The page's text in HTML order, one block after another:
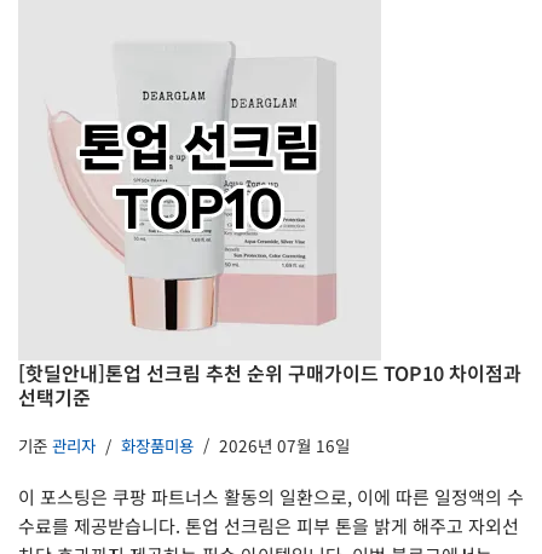
[핫딜안내]톤업 선크림 추천 순위 구매가이드 TOP10 차이점과
선택기준
기준 관리자 화장품미용 2026년 07월 16일
이 포스팅은 쿠팡 파트너스 활동의 일환으로, 이에 따른 일정액의 수
수료를 제공받습니다. 톤업 선크림은 피부 톤을 밝게 해주고 자외선